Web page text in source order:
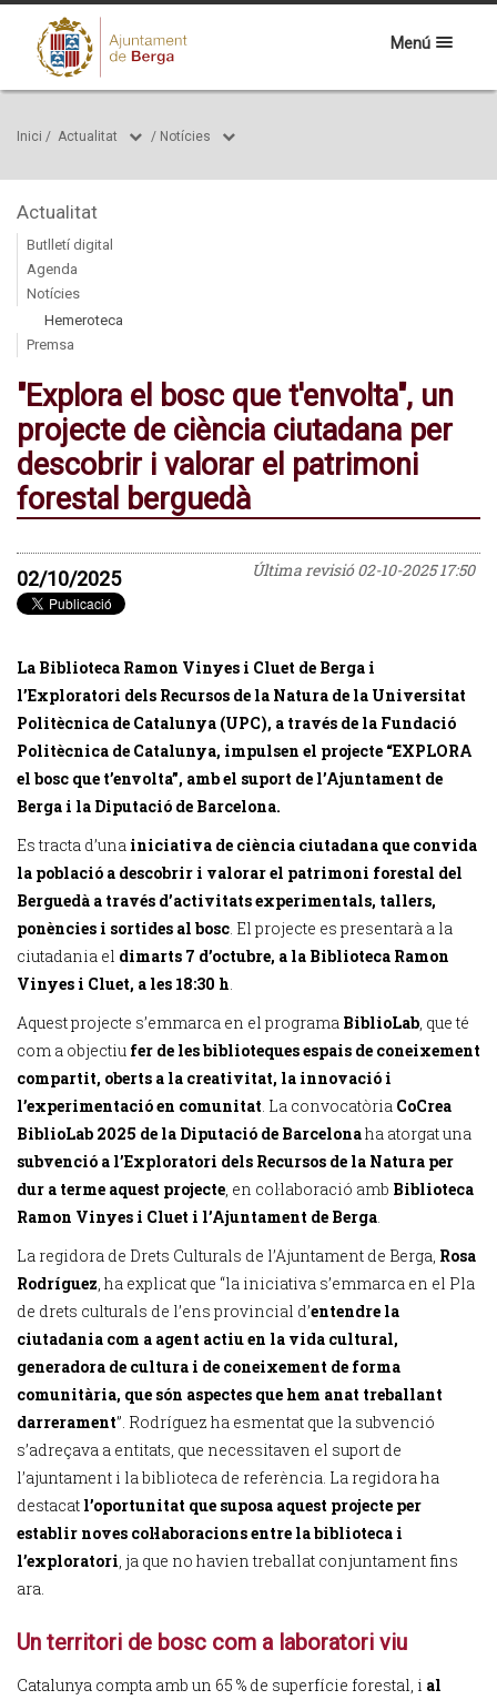
Menú
Inici / Actualitat / Notícies
Actualitat
Butlletí digital
Agenda
Notícies
Hemeroteca
Premsa
"Explora el bosc que t'envolta", un
projecte de ciència ciutadana per
descobrir i valorar el patrimoni
forestal berguedà
Última revisió02-10-2025 17:50
02/10/2025
La Biblioteca Ramon Vinyes i Cluet de Berga i
l’Exploratori dels Recursos de la Natura de la Universitat
Politècnica de Catalunya (UPC), a través de la Fundació
Politècnica de Catalunya, impulsen el projecte “EXPLORA
el bosc que t’envolta”, amb el suport de l’Ajuntament de
Berga i la Diputació de Barcelona.
Es tracta d’unainiciativa de ciència ciutadana que convida
la població a descobrir i valorar el patrimoni forestal del
Berguedà a través d’activitats experimentals, tallers,
ponències i sortides al bosc. El projecte es presentarà a la
ciutadania el dimarts 7 d’octubre, a la Biblioteca Ramon
Vinyes i Cluet, a les 18:30 h.
Aquest projecte s’emmarca en el programa BiblioLab, que té
com a objectiu fer de les biblioteques espais de coneixement
compartit, oberts a la creativitat, la innovació i
l’experimentació en comunitat. La convocatòria CoCrea
BiblioLab 2025 de la Diputació de Barcelonaha atorgat una
subvenció a l’Exploratori dels Recursos de la Natura per
dur a terme aquest projecte, en col·laboració amb Biblioteca
Ramon Vinyes i Cluet i l’Ajuntament de Berga.
La regidora de Drets Culturals de l’Ajuntament de Berga, Rosa
Rodríguez, ha explicat que “la iniciativa s’emmarca en el Pla
de drets culturals de l’ens provincial d’entendre la
ciutadania com a agent actiu en la vida cultural,
generadora de cultura i de coneixement de forma
comunitària, que són aspectes que hem anat treballant
darrerament”. Rodríguez ha esmentat que la subvenció
s’adreçava a entitats, que necessitaven el suport de
l’ajuntament i la biblioteca de referència. La regidora ha
destacatl’oportunitat que suposa aquest projecte per
establir noves col·laboracions entre la biblioteca i
l’exploratori, ja que no havien treballat conjuntament fins
ara.
Un territori de bosc com a laboratori viu
Catalunya compta amb un 65 % de superfície forestal, i al